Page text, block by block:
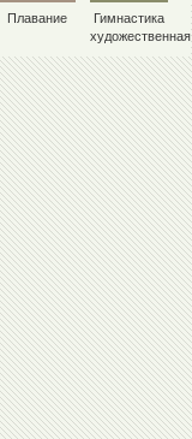
Плавание
Гимнастика
художественная